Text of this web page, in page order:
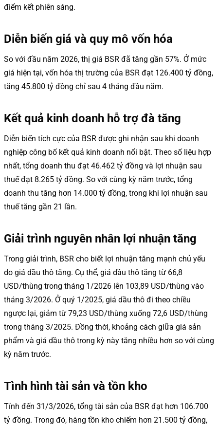
điểm kết phiên sáng.
Diễn biến giá và quy mô vốn hóa
So với đầu năm 2026, thị giá BSR đã tăng gần 57%. Ở mức
giá hiện tại, vốn hóa thị trường của BSR đạt 126.400 tỷ đồng,
tăng 45.800 tỷ đồng chỉ sau 4 tháng đầu năm.
Kết quả kinh doanh hỗ trợ đà tăng
Diễn biến tích cực của BSR được ghi nhận sau khi doanh
nghiệp công bố kết quả kinh doanh nổi bật. Theo số liệu hợp
nhất, tổng doanh thu đạt 46.462 tỷ đồng và lợi nhuận sau
thuế đạt 8.265 tỷ đồng. So với cùng kỳ năm trước, tổng
doanh thu tăng hơn 14.000 tỷ đồng, trong khi lợi nhuận sau
thuế tăng gần 21 lần.
Giải trình nguyên nhân lợi nhuận tăng
Trong giải trình, BSR cho biết lợi nhuận tăng mạnh chủ yếu
do giá dầu thô tăng. Cụ thể, giá dầu thô tăng từ 66,8
USD/thùng trong tháng 1/2026 lên 103,89 USD/thùng vào
tháng 3/2026. Ở quý 1/2025, giá dầu thô đi theo chiều
ngược lại, giảm từ 79,23 USD/thùng xuống 72,6 USD/thùng
trong tháng 3/2025. Đồng thời, khoảng cách giữa giá sản
phẩm và giá dầu thô trong kỳ này tăng nhiều hơn so với cùng
kỳ năm trước.
Tình hình tài sản và tồn kho
Tính đến 31/3/2026, tổng tài sản của BSR đạt hơn 106.700
tỷ đồng. Trong đó, hàng tồn kho chiếm hơn 21.500 tỷ đồng,